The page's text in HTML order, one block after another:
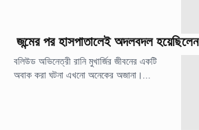
জন্মের পর হাসপাতালেই অদলবদল হয়েছিলেন
বলিউড অভিনেত্রী রানি মুখার্জির জীবনের একটি
অবাক করা ঘটনা এখনো অনেকের অজানা।...